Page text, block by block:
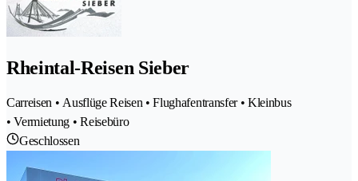
Rheintal-Reisen Sieber
Carreisen • Ausflüge Reisen • Flughafentransfer • Kleinbus
• Vermietung • Reisebüro
Geschlossen